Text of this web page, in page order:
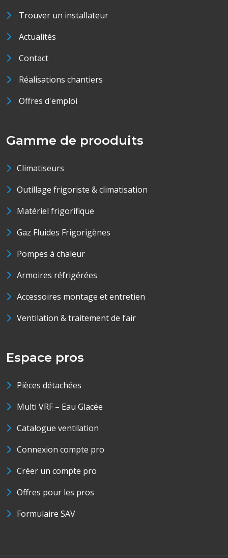
Trouver un installateur
Actualités
Contact
Réalisations chantiers
Offres d'emploi
Gamme de prooduits
Climatiseurs
Outillage frigoriste & climatisation
Matériel frigorifique
Gaz Fluides Frigorigènes
Pompes à chaleur
Armoires réfrigérées
Accessoires montage et entretien
Ventilation & traitement de l’air
Espace pros
Pièces détachées
Multi VRF – Eau Glacée
Catalogue ventilation
Connexion compte pro
Créer un compte pro
Offres pour les pros
Formulaire SAV